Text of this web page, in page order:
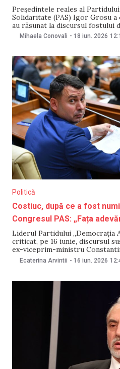
Președintele reales al
Solidaritate (PAS) Igor Grosu a
au răsunat la discursul fostului
de la Congresul formațiunii, au
Mihaela Conovali - 18 iun. 2026
Politică
Costiuc, după ce a fost
Congresul PAS: „Fața
Liderul Partidului „Democrația
criticat, pe 16 iunie, discursul
ex-viceprim-ministru
Acesta acuză formațiunea de
Ecaterina Arvintii - 16 iun. 2026